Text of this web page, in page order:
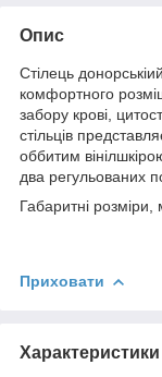
Опис
Стілець
комфортного
забору крові,
стільців
оббитим
два регульованих
Габаритні
Приховати
Характеристики